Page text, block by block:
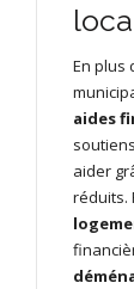
En plus
aides
aider
réduits.